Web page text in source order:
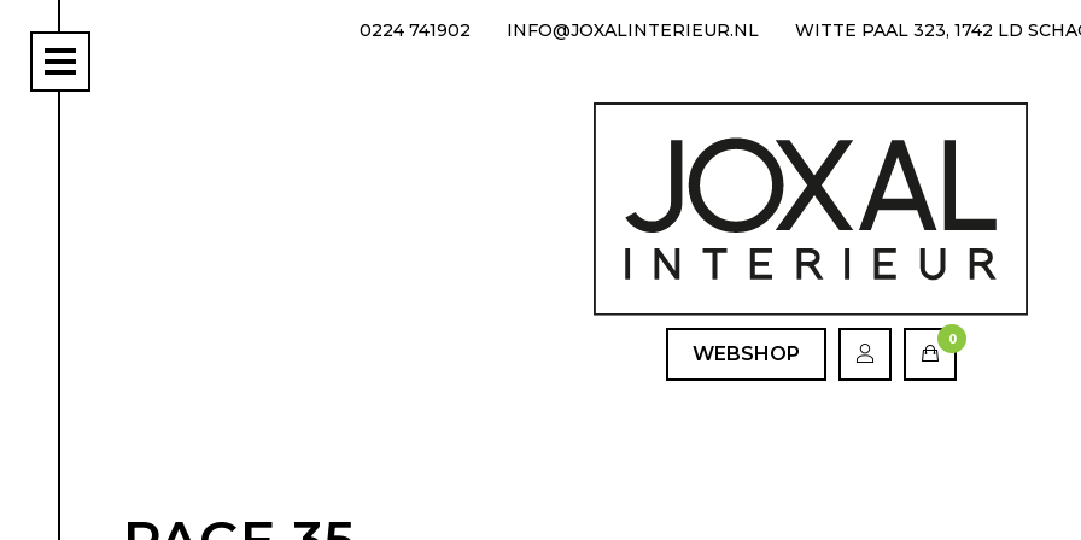
0224 741902 INFO@JOXALINTERIEUR.NL WITTE PAAL 323, 1742 LD
WEBSHOP
0